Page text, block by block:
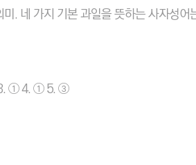
. 네 가지 기본 과일을 뜻하는 사자성
① 4. ① 5. ③